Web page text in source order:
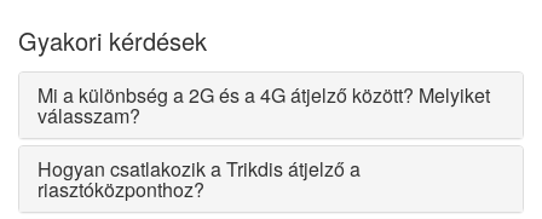
Gyakori kérdések
Mi a különbség a 2G és a 4G átjelző között? Melyiket
válasszam?
Hogyan csatlakozik a Trikdis átjelző a
riasztóközponthoz?